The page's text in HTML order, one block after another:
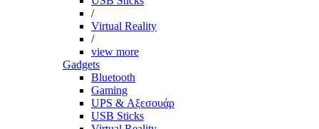
/
Virtual Reality
/
view more
Gadgets
Bluetooth
Gaming
UPS & Αξεσουάρ
USB Sticks